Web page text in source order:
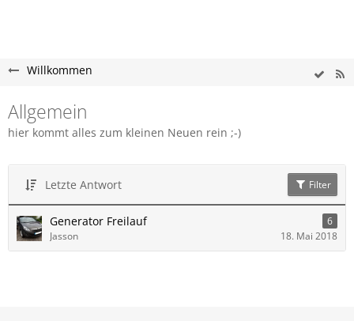
Willkommen
Allgemein
hier kommt alles zum kleinen Neuen rein ;-)
Letzte Antwort Filter
Generator Freilauf
6
Jasson
18. Mai 2018